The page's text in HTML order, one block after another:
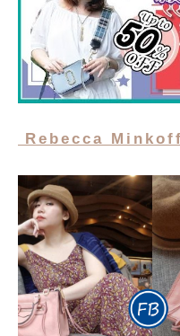
Rebecca